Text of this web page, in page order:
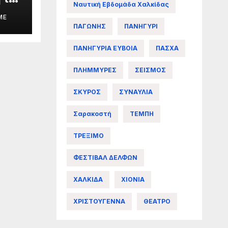
Ναυτική Εβδομάδα Χαλκίδας
ΠΑΓΩΝΗΣ ΠΑΝΗΓΥΡΙ
ΠΑΝΗΓΥΡΙΑ ΕΥΒΟΙΑ ΠΑΣΧΑ
ΠΛΗΜΜΥΡΕΣ ΣΕΙΣΜΟΣ
ΣΚΥΡΟΣ ΣΥΝΑΥΛΙΑ
Σαρακοστή ΤΕΜΠΗ
ΤΡΕΞΙΜΟ
ΦΕΣΤΙΒΑΛ ΔΕΛΦΩΝ
ΧΑΛΚΙΔΑ ΧΙΟΝΙΑ
ΧΡΙΣΤΟΥΓΕΝΝΑ ΘΕΑΤΡΟ